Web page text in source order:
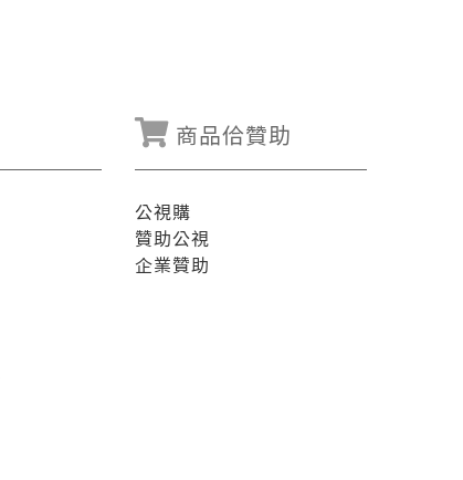
商品佮贊助
公視購
贊助公視
企業贊助